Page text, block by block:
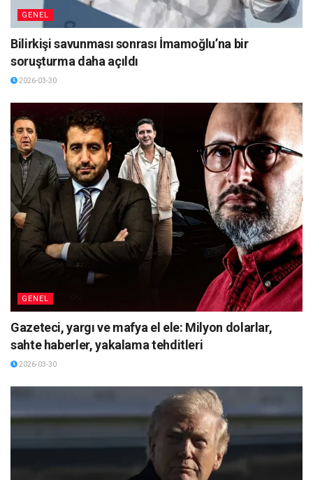
GENEL
Bilirkişi savunması sonrası İmamoğlu’na bir
soruşturma daha açıldı
2026-03-30
GENEL
Gazeteci, yargı ve mafya el ele: Milyon dolarlar,
sahte haberler, yakalama tehditleri
2026-03-30